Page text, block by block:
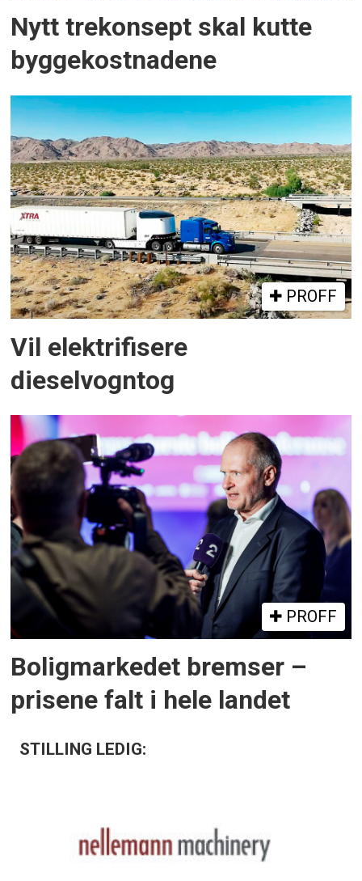
Nytt trekonsept skal kutte
byggekostnadene
PROFF
Vil elektrifisere
dieselvogntog
PROFF
Boligmarkedet bremser –
prisene falt i hele landet
STILLING LEDIG: